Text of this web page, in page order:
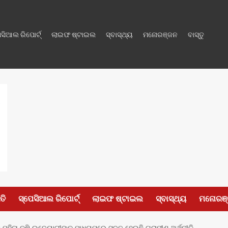
ରିପୋର୍ଟ୍ ଲାଇଫ ଷ୍ଟାଇଲ ସ୍ବାସ୍ଥ୍ୟ ମନୋରଞ୍ଜନ ବାସ୍ତୁ
ସ୍ପେସିଆଲ ରିପୋର୍ଟ୍ ଲାଇଫ ଷ୍ଟାଇଲ ସ୍ବାସ୍ଥ୍ୟ